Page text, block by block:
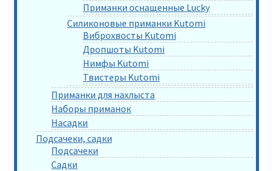
Приманки оснащенные Lucky
Силиконовые приманки Kutomi
Виброхвосты Kutomi
Дропшоты Kutomi
Нимфы Kutomi
Твистеры Kutomi
Приманки для нахлыста
Наборы приманок
Насадки
Подсачеки, садки
Подсачеки
Садки